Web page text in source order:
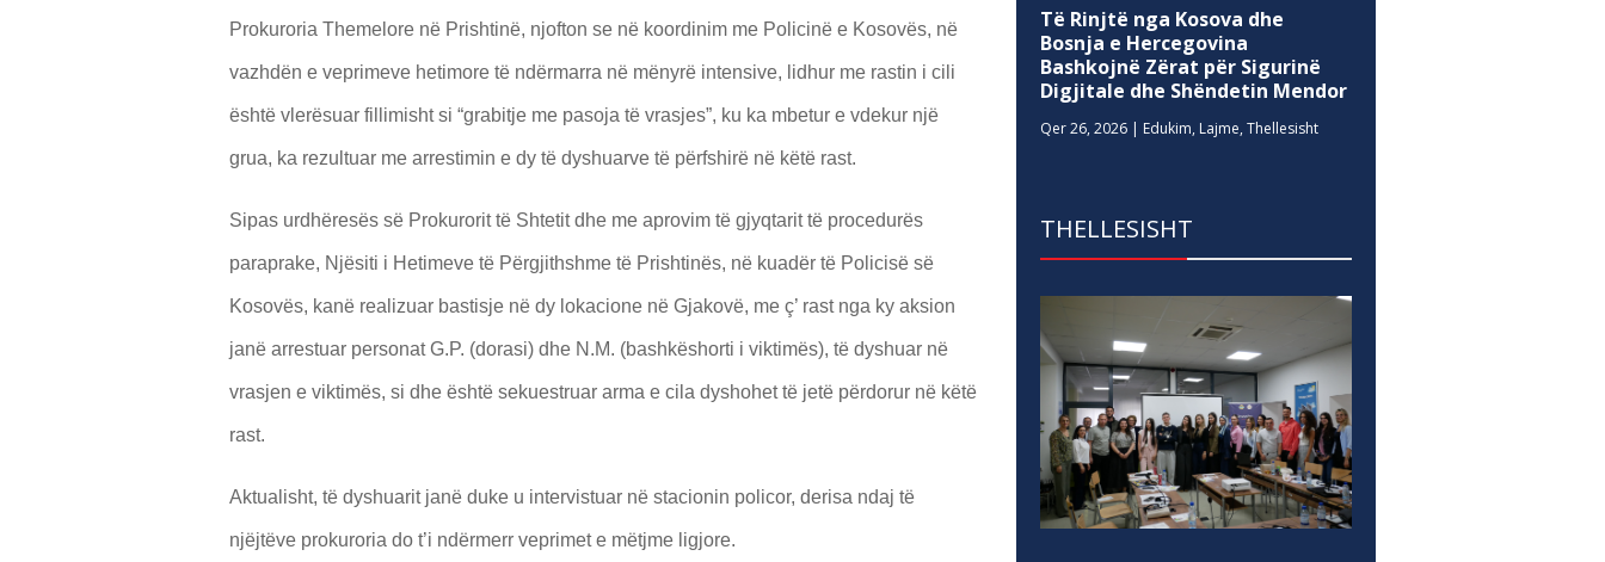
Prokuroria Themelore në Prishtinë, njofton se në koordinim me Policinë e Kosovës, në
vazhdën e veprimeve hetimore të ndërmarra në mënyrë intensive, lidhur me rastin i cili
është vlerësuar fillimisht si “grabitje me pasoja të vrasjes”, ku ka mbetur e vdekur një
grua, ka rezultuar me arrestimin e dy të dyshuarve të përfshirë në këtë rast.
Sipas urdhëresës së Prokurorit të Shtetit dhe me aprovim të gjyqtarit të procedurës
paraprake, Njësiti i Hetimeve të Përgjithshme të Prishtinës, në kuadër të Policisë së
Kosovës, kanë realizuar bastisje në dy lokacione në Gjakovë, me ç’ rast nga ky aksion
janë arrestuar personat G.P. (dorasi) dhe N.M. (bashkëshorti i viktimës), të dyshuar në
vrasjen e viktimës, si dhe është sekuestruar arma e cila dyshohet të jetë përdorur në këtë
rast.
Aktualisht, të dyshuarit janë duke u intervistuar në stacionin policor, derisa ndaj të
njëjtëve prokuroria do t’i ndërmerr veprimet e mëtjme ligjore.
Të Rinjtë nga Kosova dhe
Bosnja e Hercegovina
Bashkojnë Zërat për Sigurinë
Digjitale dhe Shëndetin Mendor
Qer 26, 2026 | Edukim, Lajme,Thellesisht
THELLESISHT